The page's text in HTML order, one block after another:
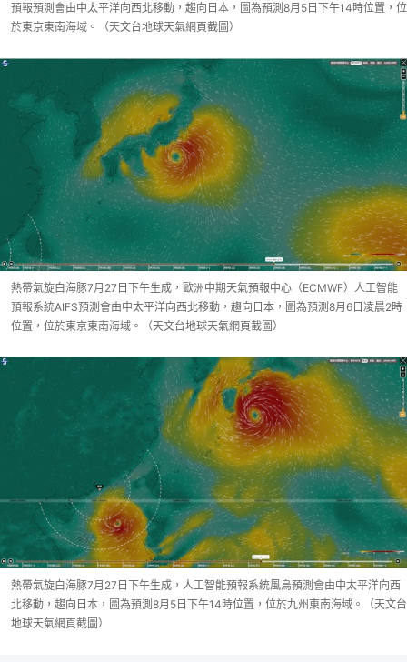
預報預測會由中太平洋向西北移動，趨向日本，圖為預測8月5日下午14時位置，位
於東京東南海域。（天文台地球天氣網頁截圖）
熱帶氣旋白海豚7月27日下午生成，歐洲中期天氣預報中心（ECMWF）人工智能
預報系統AIFS預測會由中太平洋向西北移動，趨向日本，圖為預測8月6日凌晨2時
位置，位於東京東南海域。（天文台地球天氣網頁截圖）
熱帶氣旋白海豚7月27日下午生成，人工智能預報系統風烏預測會由中太平洋向西
北移動，趨向日本，圖為預測8月5日下午14時位置，位於九州東南海域。（天文台
地球天氣網頁截圖）